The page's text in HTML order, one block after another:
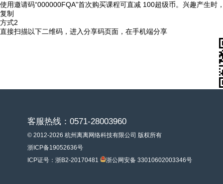
使用邀请码“000000FQA”首次购买课程可直减 100超级币。兴趣产生时
复制
方式2
直接扫描以下二维码，进入分享码页面，在手机端分享
客服热线：0571-28003960
© 2012-2026 杭州离离网络科技有限公司 版权所有
浙ICP备19052636号
ICP证号：浙B2-20170481
浙公网安备 33010602003346号